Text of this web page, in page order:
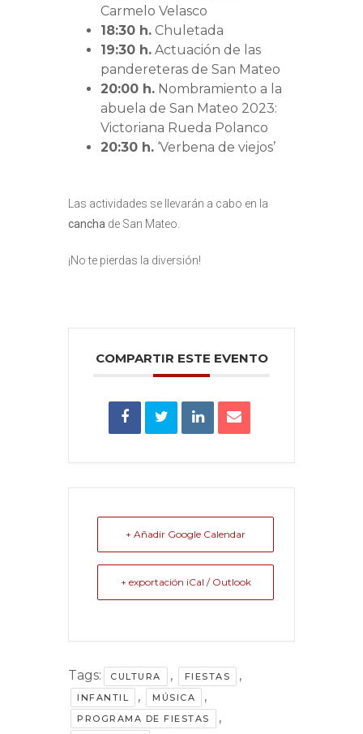
Carmelo Velasco
18:30 h. Chuletada
19:30 h. Actuación de las
pandereteras de San Mateo
20:00 h. Nombramiento a la
abuela de San Mateo 2023:
Victoriana Rueda Polanco
20:30 h. ‘Verbena de viejos’
Las actividades se llevarán a cabo en la
cancha de San Mateo.
¡No te pierdas la diversión!
COMPARTIR ESTE EVENTO
+ Añadir Google Calendar
+ exportación iCal / Outlook
Tags: CULTURA , FIESTAS ,
INFANTIL , MÚSICA ,
PROGRAMA DE FIESTAS ,